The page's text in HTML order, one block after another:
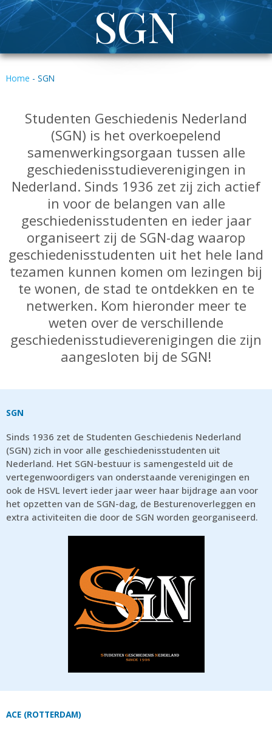
SGN
Home - SGN
Studenten Geschiedenis Nederland
(SGN) is het overkoepelend
samenwerkingsorgaan tussen alle
geschiedenisstudieverenigingen in
Nederland. Sinds 1936 zet zij zich actief
in voor de belangen van alle
geschiedenisstudenten en ieder jaar
organiseert zij de SGN-dag waarop
geschiedenisstudenten uit het hele land
tezamen kunnen komen om lezingen bij
te wonen, de stad te ontdekken en te
netwerken. Kom hieronder meer te
weten over de verschillende
geschiedenisstudieverenigingen die zijn
aangesloten bij de SGN!
SGN
Sinds 1936 zet de Studenten Geschiedenis Nederland
(SGN) zich in voor alle geschiedenisstudenten uit
Nederland. Het SGN-bestuur is samengesteld uit de
vertegenwoordigers van onderstaande verenigingen en
ook de HSVL levert ieder jaar weer haar bijdrage aan voor
het opzetten van de SGN-dag, de Besturenoverleggen en
extra activiteiten die door de SGN worden georganiseerd.
ACE (ROTTERDAM)